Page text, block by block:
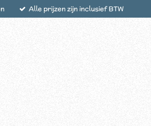
Alle prijzen zijn inclusief BTW